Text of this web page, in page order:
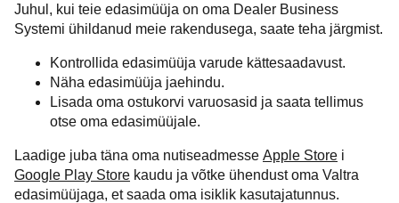
Juhul, kui teie edasimüüja on oma Dealer Business
Systemi ühildanud meie rakendusega, saate teha järgmist.
Kontrollida edasimüüja varude kättesaadavust.
Näha edasimüüja jaehindu.
Lisada oma ostukorvi varuosasid ja saata tellimus
otse oma edasimüüjale.
Laadige juba täna oma nutiseadmesse Apple Store i
Google Play Store kaudu ja võtke ühendust oma Valtra
edasimüüjaga, et saada oma isiklik kasutajatunnus.